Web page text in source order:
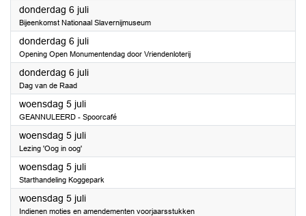
donderdag 6 juli2023
Bijeenkomst Nationaal Slavernijmuseum
donderdag 6 juli2023
Opening Open Monumentendag door Vriendenloterij
donderdag 6 juli2023
Dag van de Raad
woensdag 5 juli2023
GEANNULEERD - Spoorcafé
woensdag 5 juli2023
Lezing 'Oog in oog'
woensdag 5 juli2023
Starthandeling Koggepark
woensdag 5 juli2023
Indienen moties en amendementen voorjaarsstukken